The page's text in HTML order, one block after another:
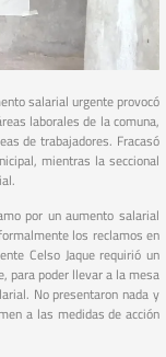
salarial urgente provocó
laborales de la comuna,
de trabajadores. Fracasó
mientras la seccional
por un aumento salarial
los reclamos en
Celso Jaque requirió un
para poder llevar a la mesa
No presentaron nada y
a las medidas de acción